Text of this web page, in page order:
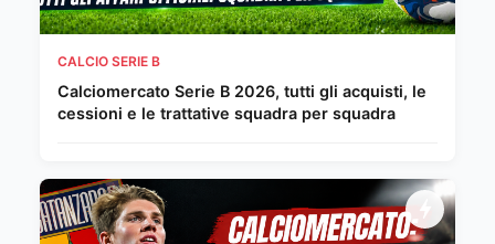
CALCIO SERIE B
Calciomercato Serie B 2026, tutti gli acquisti, le
cessioni e le trattative squadra per squadra